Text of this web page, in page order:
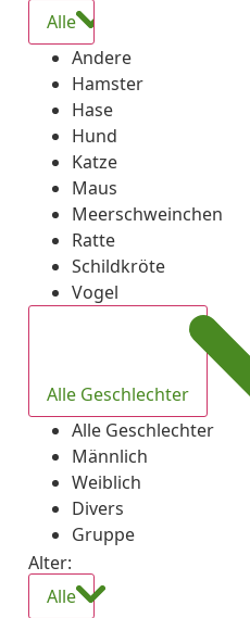
Alle
Andere
Hamster
Hase
Hund
Katze
Maus
Meerschweinchen
Ratte
Schildkröte
Vogel
Alle Geschlechter
Alle Geschlechter
Männlich
Weiblich
Divers
Gruppe
Alter:
Alle